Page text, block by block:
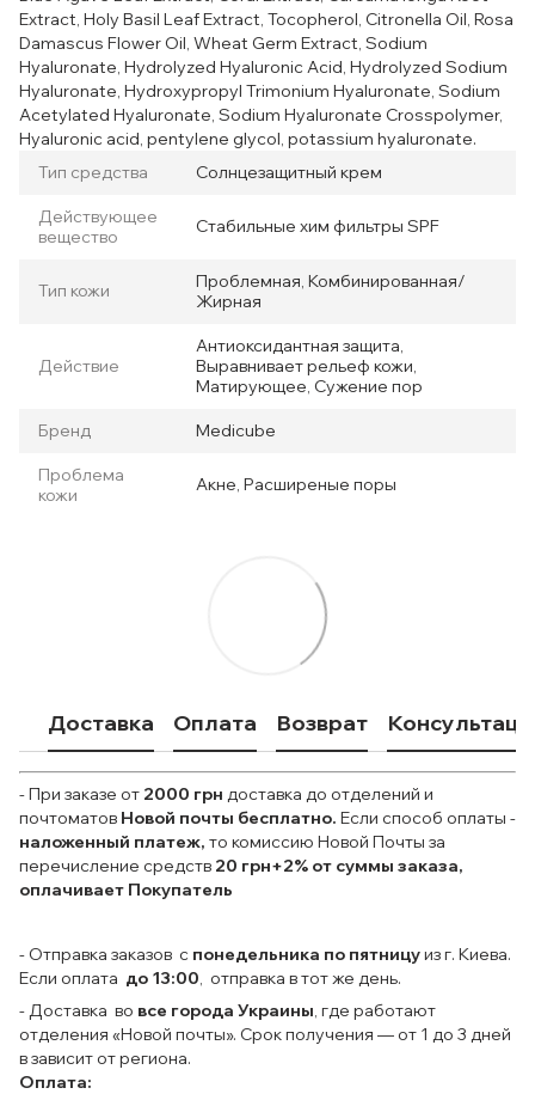
Extract, Holy Basil Leaf Extract, Tocopherol, Citronella Oil, Rosa
Damascus Flower Oil, Wheat Germ Extract, Sodium
Hyaluronate, Hydrolyzed Hyaluronic Acid, Hydrolyzed Sodium
Hyaluronate, Hydroxypropyl Trimonium Hyaluronate, Sodium
Acetylated Hyaluronate, Sodium Hyaluronate Crosspolymer,
Hyaluronic acid, pentylene glycol, potassium hyaluronate.
Тип средства
Солнцезащитный крем
Действующее
вещество
Стабильные хим фильтры SPF
Тип кожи
Проблемная, Комбинированная/
Жирная
Действие
Антиоксидантная защита,
Выравнивает рельеф кожи,
Матирующее, Сужение пор
Бренд Medicube
Проблема
кожи
Акне, Расширеные поры
Доставка Оплата Возврат
- При заказе от 2000 грн доставка до отделений и
почтоматов Новой почты бесплатно. Если способ оплаты -
наложенный платеж, то комиссию Новой Почты за
перечисление средств 20 грн+2% от суммы заказа,
оплачивает Покупатель
- Отправка заказов с понедельника по пятницуиз г. Киева.
Если оплата до 13:00, отправка в тот же день.
- Доставка во все города Украины, где работают
отделения «Новой почты». Срок получения — от 1 до 3 дней
в зависит от региона.
Оплата: